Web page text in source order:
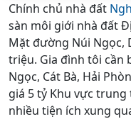
Chính chủ nhà đất
sàn môi giới nhà đất
Mặt đường Núi Ngọc,
triệu. Gia đình tôi cần
Ngọc, Cát Bà, Hải
giá 5 tỷ Khu vực
nhiều tiện ích xung